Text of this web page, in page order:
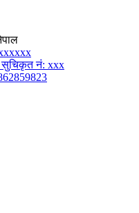
xxxxxx
सुचिकृत नं: xxx